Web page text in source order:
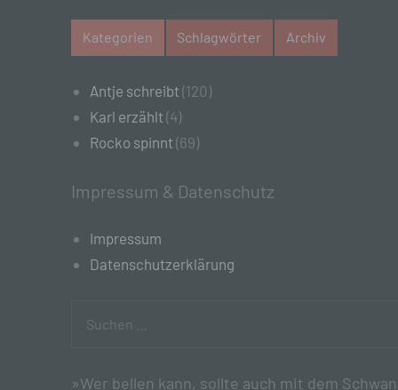
Kategorien Schlagwörter Archiv
Antje schreibt (120)
Karl erzählt (4)
Rocko spinnt (69)
Impressum & Datenschutz
Impressum
Datenschutzerklärung
»Wer bellen kann, sollte auch mit dem